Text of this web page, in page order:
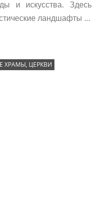
и искусства. Здесь
ландшафты ...
ХРАМЫ, ЦЕРКВИ